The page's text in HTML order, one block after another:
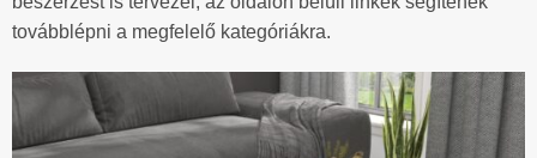
továbblépni a megfelelő kategóriákra.